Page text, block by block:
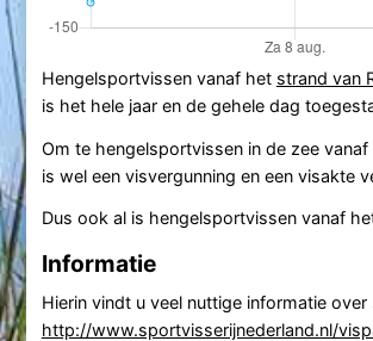
Hengelsportvissen vanaf het strand van
is het hele jaar en de gehele dag
Om te hengelsportvissen in de zee
is wel een visvergunning en een visakte
Dus ook al is hengelsportvissen vanaf
Informatie
Hierin vindt u veel nuttige informatie
http://www.sportvisserijnederland.nl/